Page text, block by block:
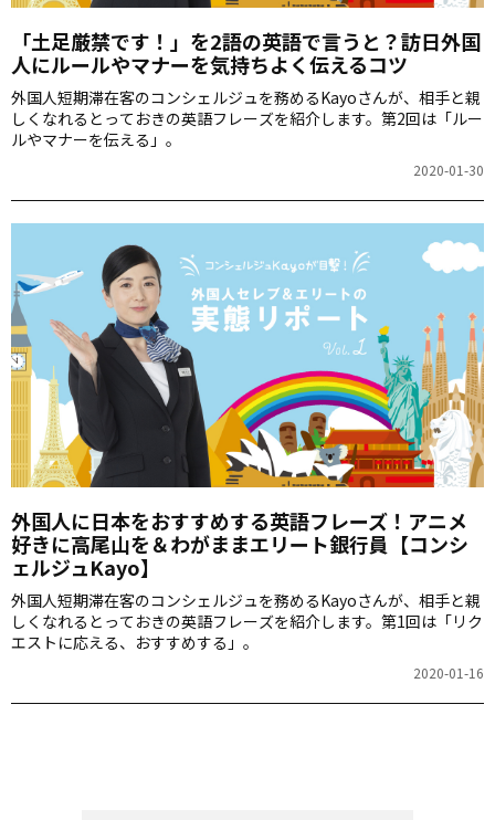
「土足厳禁です！」を2語の英語で言うと？訪日外国
人にルールやマナーを気持ちよく伝えるコツ
外国人短期滞在客のコンシェルジュを務めるKayoさんが、相手と親
しくなれるとっておきの英語フレーズを紹介します。第2回は「ルー
ルやマナーを伝える」。
2020-01-30
外国人に日本をおすすめする英語フレーズ！アニメ
好きに高尾山を＆わがままエリート銀行員【コンシ
ェルジュKayo】
外国人短期滞在客のコンシェルジュを務めるKayoさんが、相手と親
しくなれるとっておきの英語フレーズを紹介します。第1回は「リク
エストに応える、おすすめする」。
2020-01-16